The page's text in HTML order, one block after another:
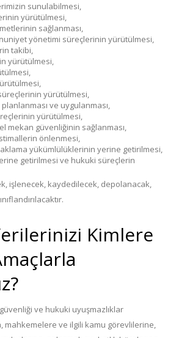
sunulabilmesi,
yürütülmesi,
sağlanması,
yönetimi süreçlerinin yürütülmesi,
takibi,
yürütülmesi,
yürütülmesi,
ve uygulanması,
yürütülmesi,
mekan güvenliğinin sağlanması,
önlenmesi,
yükümlülüklerinin yerine getirilmesi,
getirilmesi ve hukuki süreçlerin
işlenecek, kaydedilecek, depolanacak,
Kimlere
ve hukuki uyuşmazlıklar
mahkemelere ve ilgili kamu görevlilerine,